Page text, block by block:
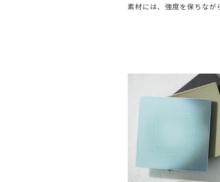
素材には、強度を保ちな